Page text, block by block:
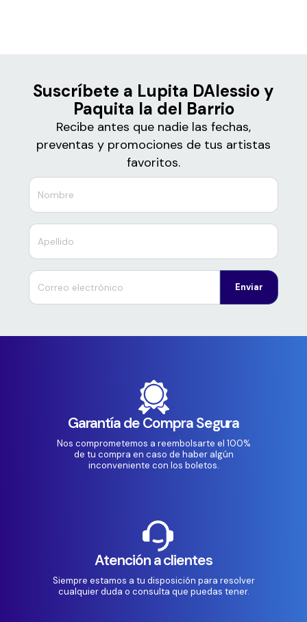
Suscríbete a Lupita DAlessio y
Paquita la del Barrio
Recibe antes que nadie las fechas,
preventas y promociones de tus artistas
favoritos.
Enviar
Garantía de Compra Segura
Nos comprometemos a reembolsarte el 100%
de tu compra en caso de haber algún
inconveniente con los boletos.
Atención a clientes
Siempre estamos a tu disposición para resolver
cualquier duda o consulta que puedas tener.